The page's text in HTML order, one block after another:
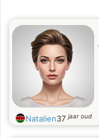
Natalien37jaar oud